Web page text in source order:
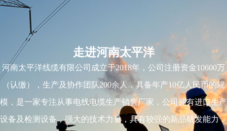
走进河南太平洋
河南太平洋线缆有限公司成立于2018年，公司注册资金10600万
（认缴），生产及协作团队200余人，具备年产10亿人民币的规
模，是一家专注从事电线电缆生产销售厂家，公司拥有进口生产
设备及检测设备，强大的技术力量，具有较强的新品研发能力，